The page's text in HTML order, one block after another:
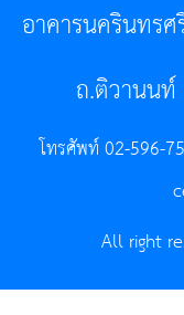
อาคารนครินทร
ถ.ติวานน
โทรศัพท์ 02-596-
All right